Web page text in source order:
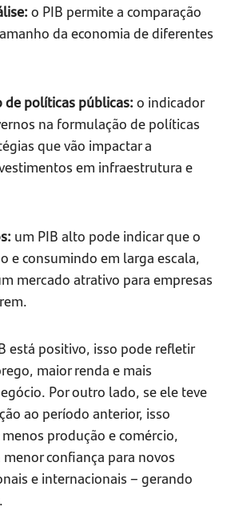
o PIB permite a comparação
da economia de diferentes
de políticas públicas: o indicador
na formulação de políticas
que vão impactar a
em infraestrutura e
um PIB alto pode indicar que o
e consumindo em larga escala,
mercado atrativo para empresas
está positivo, isso pode refletir
maior renda e mais
Por outro lado, se ele teve
ao período anterior, isso
produção e comércio,
confiança para novos
e internacionais – gerando